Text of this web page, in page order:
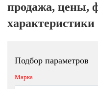
продажа, цены,
характеристики
Подбор параметров
Марка